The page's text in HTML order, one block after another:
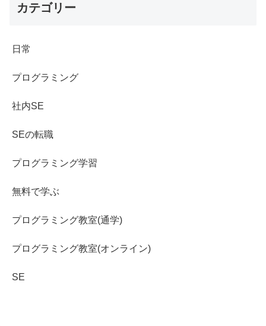
カテゴリー
日常
プログラミング
社内SE
SEの転職
プログラミング学習
無料で学ぶ
プログラミング教室(通学)
プログラミング教室(オンライン)
SE